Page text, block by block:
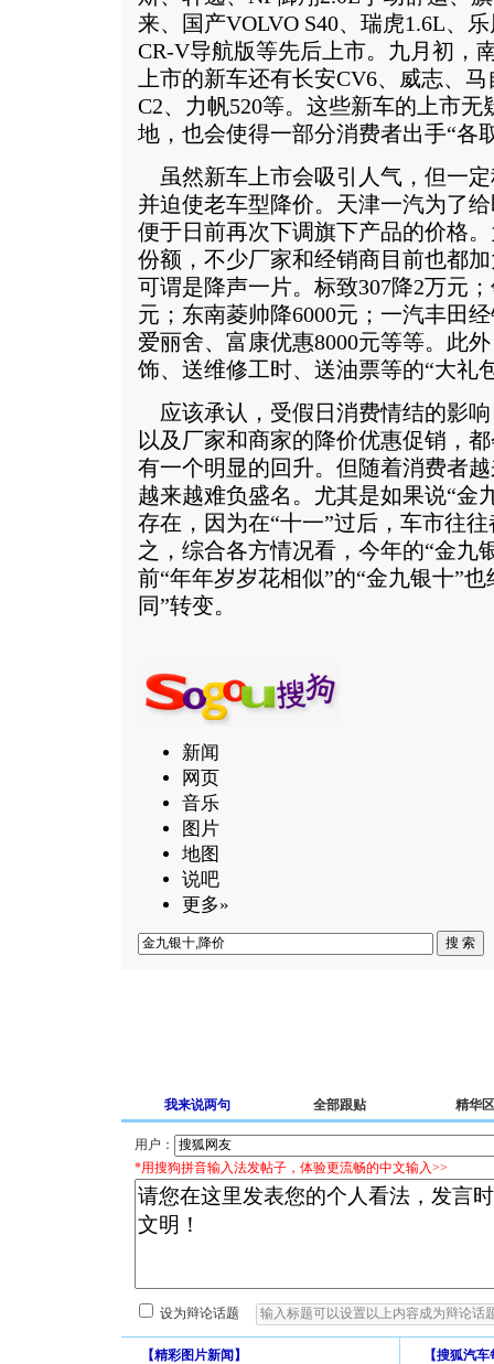
来、国产VOLVO S40、瑞虎1.6L、
CR-V导航版等先后上市。九月初，
上市的新车还有长安CV6、威志、
C2、力帆520等。这些新车的上市
地，也会使得一部分消费者出手“各
虽然新车上市会吸引人气，但一
并迫使老车型降价。天津一汽为了
便于日前再次下调旗下产品的价格
份额，不少厂家和经销商目前也都
可谓是降声一片。标致307降2万元
元；东南菱帅降6000元；一汽丰田
爱丽舍、富康优惠8000元等等。此
饰、送维修工时、送油票等的“大礼
应该承认，受假日消费情结的影
以及厂家和商家的降价优惠促销，
有一个明显的回升。但随着消费者
越来越难负盛名。尤其是如果说“金
存在，因为在“十一”过后，车市往
之，综合各方情况看，今年的“金九
前“年年岁岁花相似”的“金九银十”
同”转变。
新闻
网页
音乐
图片
地图
说吧
更多»
我来说两句 全部跟贴 精华区
用户：
*用搜狗拼音输入法发帖子，体验更流畅的中文输入>>
设为辩论话题
【精彩图片新闻 】 【搜狐汽车